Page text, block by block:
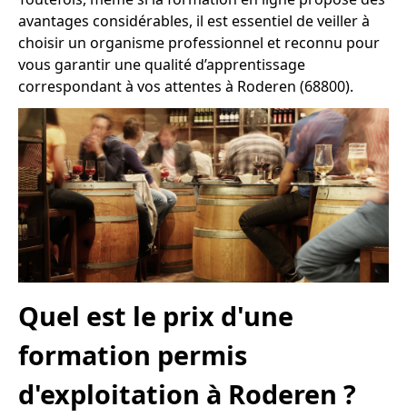
avantages considérables, il est essentiel de veiller à
choisir un organisme professionnel et reconnu pour
vous garantir une qualité d’apprentissage
correspondant à vos attentes à Roderen (68800).
Quel est le prix d'une
formation permis
d'exploitation à Roderen ?